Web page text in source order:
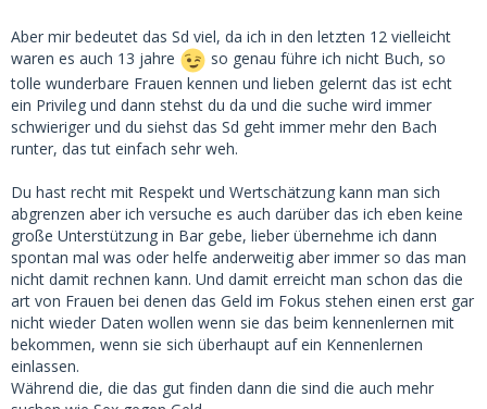
dass die Emotionale Bindung etwas ganz besonderes ist,
dass nur die eine Art und Weise, wie er das betreibt
richtiges Sugardating ist. Die Krone setzt er dann damit auf,
dass er alle, die das etwas lockerer sehen, verurteilt und als
Freier bezeichnet.
Und das, lieber Medima, ist nicht richtig. Ich hatte auch
viele Kontakte, die sich auf ein paar Treffen beschränkt
haben. Diese waren aber allesamt emotional wertvoll, wenn
nicht sogar genauso wertvoll, wie die langfristigen Sachen.
Die Abgrenzung zur Prostitution (sofern dies überhaupt
möglich ist) erfolgt wohl eher durch die eigene
Einschätzung, Wertschätzung und Sichtweise, als durch den
Akt als solches.
Bleib doch einfach mal etwas locker. Ich habe in diesem
Forum nur sehr wenige Leute gelesen, die ich wirklich in der
Aber mir bedeutet das Sd viel, da ich in den letzten 12 vielleicht
waren es auch 13 jahre
so genau führe ich nicht Buch, so
tolle wunderbare Frauen kennen und lieben gelernt das ist echt
ein Privileg und dann stehst du da und die suche wird immer
schwieriger und du siehst das Sd geht immer mehr den Bach
runter, das tut einfach sehr weh.
Du hast recht mit Respekt und Wertschätzung kann man sich
abgrenzen aber ich versuche es auch darüber das ich eben keine
große Unterstützung in Bar gebe, lieber übernehme ich dann
spontan mal was oder helfe anderweitig aber immer so das man
nicht damit rechnen kann. Und damit erreicht man schon das die
art von Frauen bei denen das Geld im Fokus stehen einen erst gar
nicht wieder Daten wollen wenn sie das beim kennenlernen mit
bekommen, wenn sie sich überhaupt auf ein Kennenlernen
einlassen.
Während die, die das gut finden dann die sind die auch mehr